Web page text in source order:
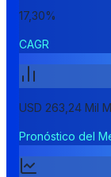
17,30%
CAGR
USD 263,24 Mil
Pronóstico del